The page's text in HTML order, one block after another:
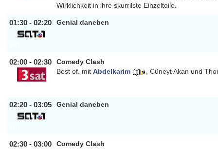
Wirklichkeit in ihre skurrilste Einzelteile.
01:30 - 02:20 Genial daneben
02:00 - 02:30
Comedy Clash
Best of. mit Abdelkarim , Cüneyt Akan und
02:20 - 03:05 Genial daneben
02:30 - 03:00
Comedy Clash